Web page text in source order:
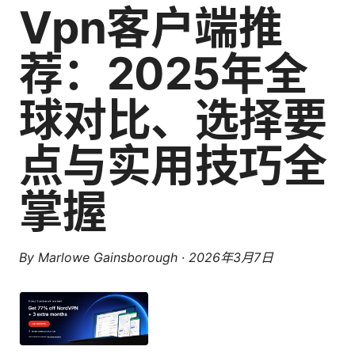
Vpn客户端推
荐：2025年全
球对比、选择要
点与实用技巧全
掌握
By Marlowe Gainsborough · 2026年3月7日